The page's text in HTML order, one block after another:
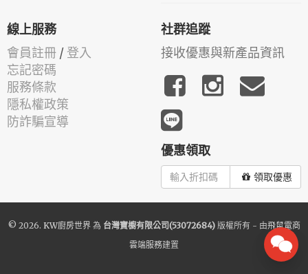
線上服務
會員註冊 / 登入
忘記密碼
服務條款
隱私權政策
防詐騙宣導
社群追蹤
接收優惠與新產品資訊
優惠領取
領取優惠
© 2026. KW廚房世界為 台灣寶櫥有限公司(53072684)版權所有 - 由飛鼠電商
雲端服務建置